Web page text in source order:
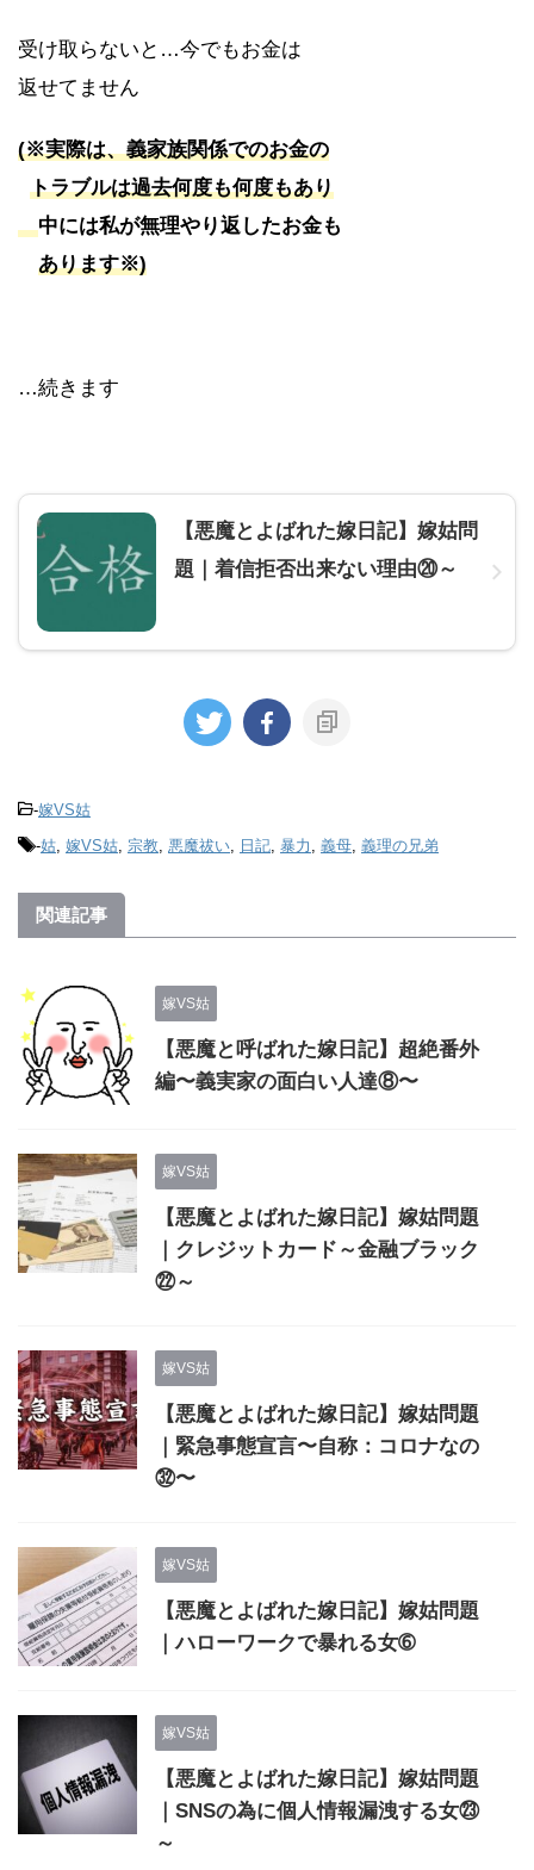
受け取らないと…今でもお金は
返せてません
(※実際は、義家族関係でのお金の
トラブルは過去何度も何度もあり
中には私が無理やり返したお金も
あります※)
…続きます
【悪魔とよばれた嫁日記】嫁姑問
題｜着信拒否出来ない理由⑳～
-嫁VS姑
-姑, 嫁VS姑, 宗教, 悪魔祓い, 日記, 暴力 , 義母, 義理の兄弟
関連記事
嫁VS姑
【悪魔と呼ばれた嫁日記】超絶番外
編〜義実家の面白い人達⑧〜
嫁VS姑
【悪魔とよばれた嫁日記】嫁姑問題
｜クレジットカード～金融ブラック
㉒～
嫁VS姑
【悪魔とよばれた嫁日記】嫁姑問題
｜緊急事態宣言〜自称：コロナなの
㉜〜
嫁VS姑
【悪魔とよばれた嫁日記】嫁姑問題
｜ハローワークで暴れる女➅
嫁VS姑
【悪魔とよばれた嫁日記】嫁姑問題
｜SNSの為に個人情報漏洩する女㉓
～